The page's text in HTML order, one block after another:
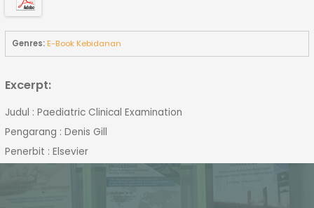
Genres:E-Book Kebidanan
Excerpt:
Judul : Paediatric Clinical Examination
Pengarang : Denis Gill
Penerbit : Elsevier